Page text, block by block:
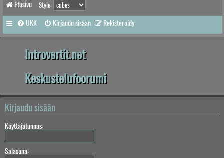
Etusivu Style:
UKK Kirjaudu sisään Rekisteröidy
Introvertit.net
Keskustelufoorumi
Kirjaudu sisään
Käyttäjätunnus:
Salasana: